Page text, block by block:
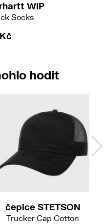
WIP
Socks
hodit
čepice STETSON
Trucker Cap Cotton